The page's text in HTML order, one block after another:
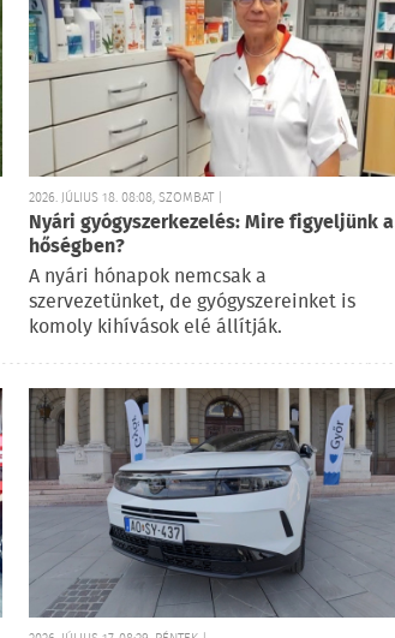
2026. JÚLIUS 18. 08:08, SZOMBAT |
Nyári gyógyszerkezelés: Mire figyeljünk a
hőségben?
A nyári hónapok nemcsak a
szervezetünket, de gyógyszereinket is
komoly kihívások elé állítják.